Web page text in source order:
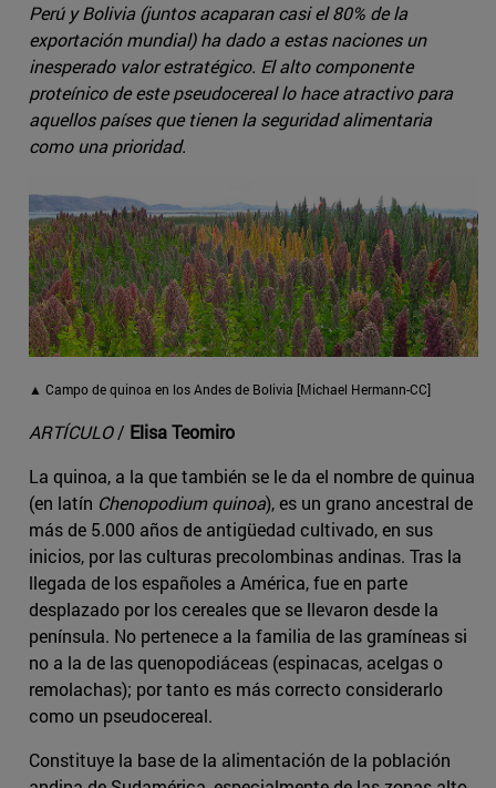
Perú y Bolivia (juntos acaparan casi el 80% de la
exportación mundial) ha dado a estas naciones un
inesperado valor estratégico. El alto componente
proteínico de este pseudocereal lo hace atractivo para
aquellos países que tienen la seguridad alimentaria
como una prioridad.
▲ Campo de quinoa en los Andes de Bolivia [Michael Hermann-CC]
ARTÍCULO/ Elisa Teomiro
La quinoa, a la que también se le da el nombre de quinua
(en latín Chenopodium quinoa), es un grano ancestral de
más de 5.000 años de antigüedad cultivado, en sus
inicios, por las culturas precolombinas andinas. Tras la
llegada de los españoles a América, fue en parte
desplazado por los cereales que se llevaron desde la
península. No pertenece a la familia de las gramíneas si
no a la de las quenopodiáceas (espinacas, acelgas o
remolachas); por tanto es más correcto considerarlo
como un pseudocereal.
Constituye la base de la alimentación de la población